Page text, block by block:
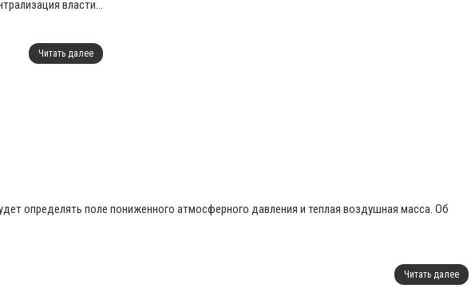
власти...
Читать далее
определять поле пониженного атмосферного давления и теплая воздушная масса. Об
Читать далее